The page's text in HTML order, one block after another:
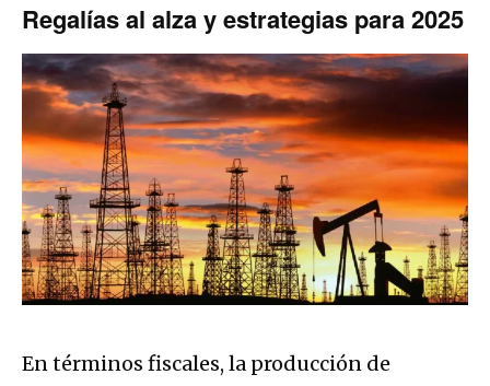
Regalías al alza y estrategias para 2025
En términos fiscales, la producción de